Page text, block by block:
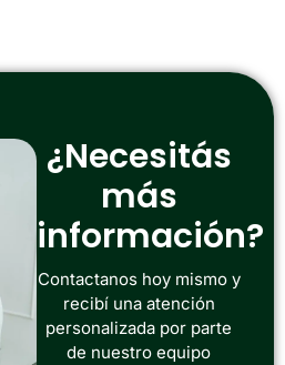
¿Necesitás
más
información?
Contactanos hoy mismo y
recibí una atención
personalizada por parte
de nuestro equipo